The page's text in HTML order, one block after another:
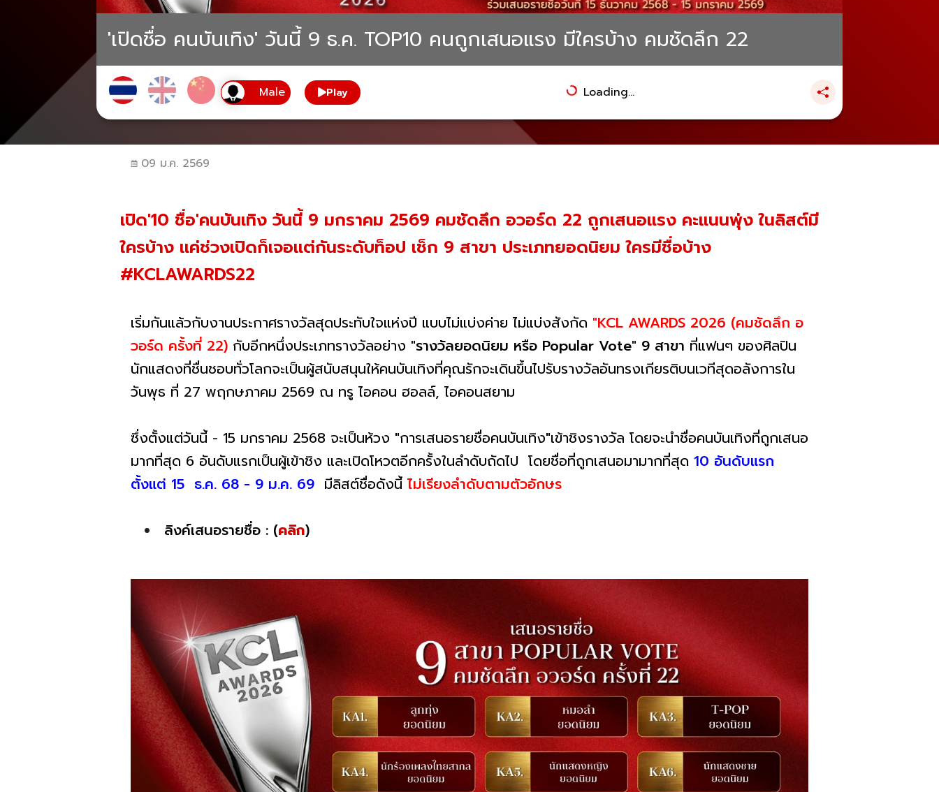
'เปิดชื่อ คนบันเทิง' วันนี้ 9 ธ.ค. TOP10 คนถูกเสนอแรง มีใครบ้าง คมชัดลึก 22
Play Loading...
09 ม.ค. 2569
เปิด'10 ชื่อ'คนบันเทิง วันนี้ 9 มกราคม 2569 คมชัดลึก อวอร์ด 22 ถูกเสนอแรง คะแนนพุ่ง ในลิสต์มี
ใครบ้าง แค่ช่วงเปิดก็เจอแต่กันระดับท็อป เช็ก 9 สาขา ประเภทยอดนิยม ใครมีชื่อบ้าง
#KCLAWARDS22
เริ่มกันแล้วกับงานประกาศรางวัลสุดประทับใจแห่งปี แบบไม่แบ่งค่าย ไม่แบ่งสังกัด "KCL AWARDS 2026 (คมชัดลึก อ
วอร์ด ครั้งที่ 22) กับอีกหนึ่งประเภทรางวัลอย่าง "รางวัลยอดนิยม หรือ Popular Vote" 9 สาขา ที่แฟนๆ ของศิลปิน
นักแสดงที่ชื่นชอบทั่วโลกจะเป็นผู้สนับสนุนให้คนบันเทิงที่คุณรักจะเดินขึ้นไปรับรางวัลอันทรงเกียรติบนเวทีสุดอลังการใน
วันพุธ ที่ 27 พฤกษภาคม 2569 ณ ทรู ไอคอน ฮอลล์, ไอคอนสยาม
ซึ่งตั้งแต่วันนี้ - 15 มกราคม 2568 จะเป็นห้วง "การเสนอรายชื่อคนบันเทิง"เข้าชิงรางวัล โดยจะนำชื่อคนบันเทิงที่ถูกเสนอ
มากที่สุด 6 อันดับแรกเป็นผู้เข้าชิง และเปิดโหวตอีกครั้งในลำดับถัดไป โดยชื่อที่ถูกเสนอมามากที่สุด 10 อันดับแรก
ตั้งแต่ 15 ธ.ค. 68 - 9 ม.ค. 69 มีลิสต์ชื่อดังนี้ ไม่เรียงลำดับตามตัวอักษร
ลิงค์เสนอรายชื่อ : (คลิก)